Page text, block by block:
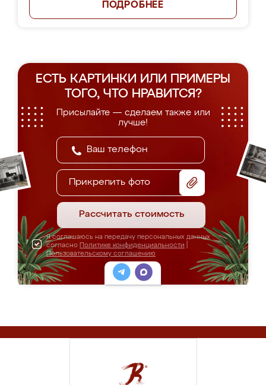
ПОДРОБНЕЕ
ЕСТЬ КАРТИНКИ ИЛИ ПРИМЕРЫ
ТОГО, ЧТО НРАВИТСЯ?
Присылайте — сделаем также или
лучше!
Прикрепить фото
Рассчитать стоимость
Я соглашаюсь на передачу персональных данных
согласно Политике конфиденциальности
Пользовательскому соглашению